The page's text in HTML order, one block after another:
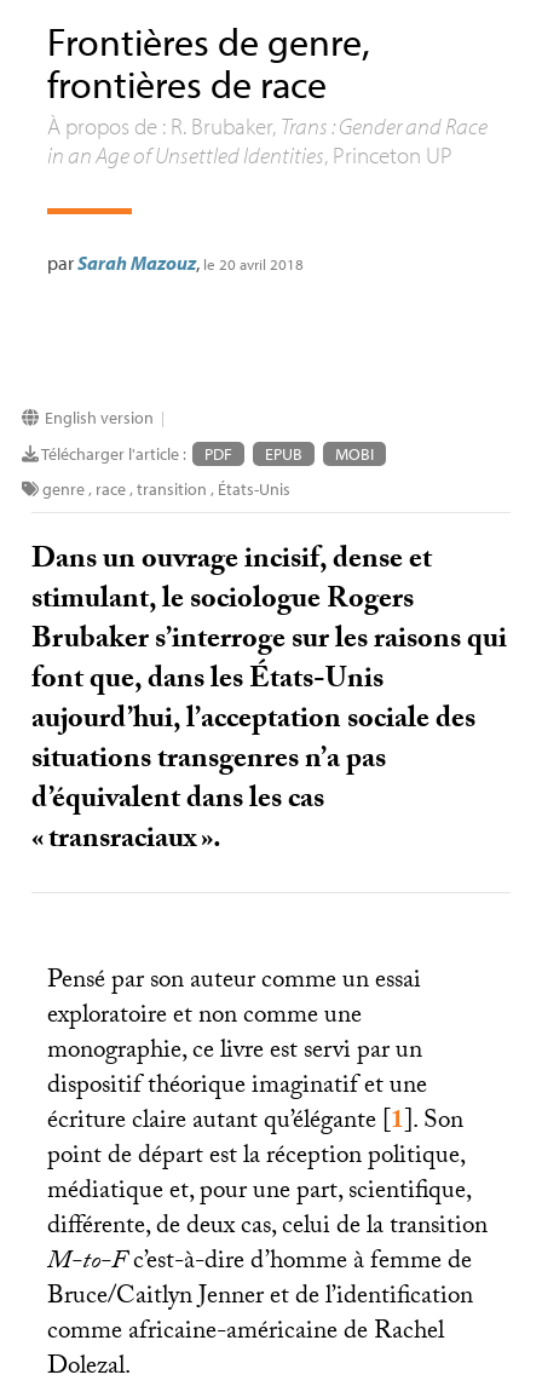
Frontières de genre,
frontières de race
À propos de : R. Brubaker, Trans : Gender and Race
in an Age of Unsettled Identities, Princeton UP
parSarah Mazouz, le 20 avril 2018
English version |
Télécharger l'article : PDF EPUB
MOBI
genre, race,transition , États-Unis
Dans un ouvrage incisif, dense et
stimulant, le sociologue Rogers
Brubaker s’interroge sur les raisons qui
font que, dans les États-Unis
aujourd’hui, l’acceptation sociale des
situations transgenres n’a pas
d’équivalent dans les cas
«transraciaux».
Pensé par son auteur comme un essai
exploratoire et non comme une
monographie, ce livre est servi par un
dispositif théorique imaginatif et une
écriture claire autant qu’élégante[1]. Son
point de départ est la réception politique,
médiatique et, pour une part, scientifique,
différente, de deux cas, celui de la transition
M-to-Fc’est-à-dire d’homme à femme de
Bruce/Caitlyn Jenner et de l’identification
comme africaine-américaine de Rachel
Dolezal.